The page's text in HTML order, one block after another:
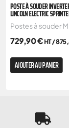
POSTE À SOUDER
LINCOLN ELECTRIC
Postes à souder
729,90€HT /
AJOUTER AU PANIER